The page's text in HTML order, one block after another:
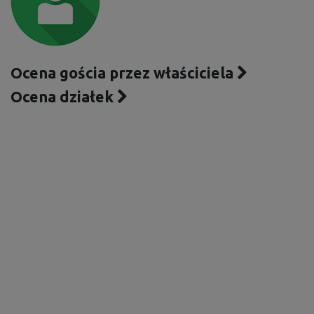
Ocena gościa przez właściciela
Ocena działek